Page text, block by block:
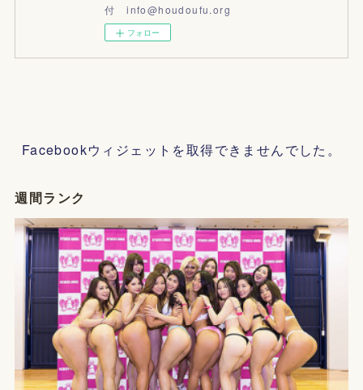
付 info@houdoufu.org
フォロー
Facebookウィジェットを取得できませんでした。
週間ランク